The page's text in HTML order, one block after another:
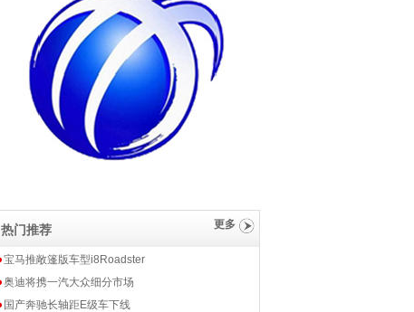
热门推荐 更多
宝马推敞篷版车型i8Roadster
奥迪将携一汽大众细分市场
国产奔驰长轴距E级车下线